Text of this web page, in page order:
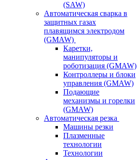
(SAW)
Автоматическая сварка в
защитных газах
плавящимся электродом
(GMAW)
Каретки,
манипуляторы и
роботизация (GMAW)
Контроллеры и блоки
управления (GMAW)
Подающие
механизмы и горелки
(GMAW)
Автоматическая резка
Машины резки
Плазменные
технологии
Технологии